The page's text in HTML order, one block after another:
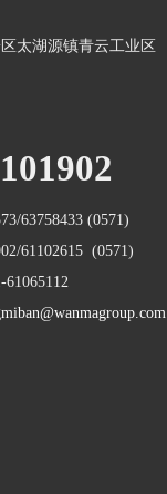
太湖源镇青云工业区
63758433 (0571)
61102615 (0571)